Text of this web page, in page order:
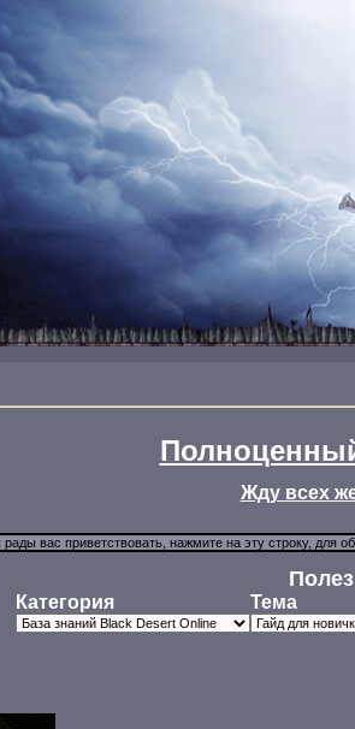
Жду всех
Категория Тема